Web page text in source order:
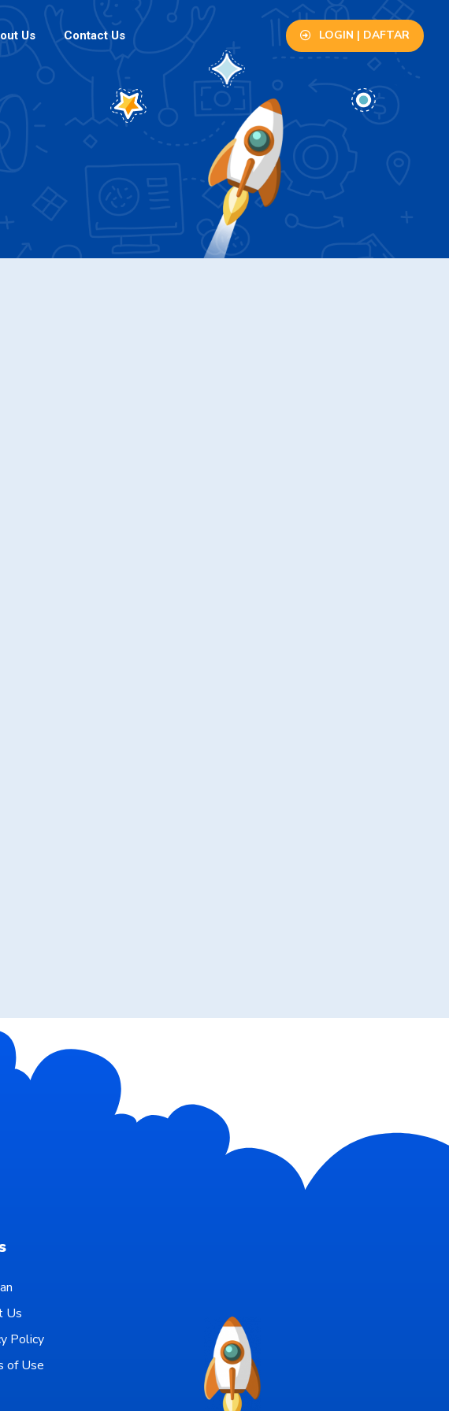
Us Contact Us LOGIN | DAFTAR
Us
Policy
of Use